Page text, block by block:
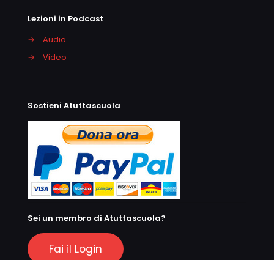
Lezioni in Podcast
→
Audio
→
Video
Sostieni Atuttascuola
Sei un membro di Atuttascuola?
Fai il Login